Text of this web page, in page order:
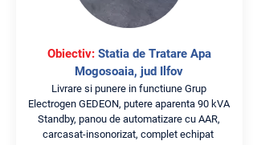
Obiectiv:Statia de Tratare Apa
Mogosoaia, jud Ilfov
Livrare si punere in functiune Grup
Electrogen GEDEON, putere aparenta 90 kVA
Standby, panou de automatizare cu AAR,
carcasat-insonorizat, complet echipat